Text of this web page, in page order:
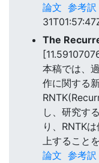
論文 参考訳
The
本稿では、
作に関する
し、研究す
り、RNTK
上すること
論文 参考訳